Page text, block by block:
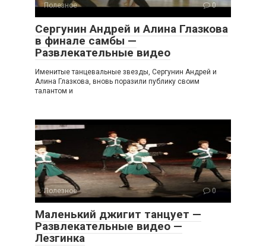
Полезное 0
Сергунин Андрей и Алина Глазкова
в финале самбы —
Развлекательные видео
Именитые танцевальные звезды, Сергунин Андрей и
Алина Глазкова, вновь поразили публику своим
талантом и
Полезное 0
Маленький джигит танцует —
Развлекательные видео —
Лезгинка